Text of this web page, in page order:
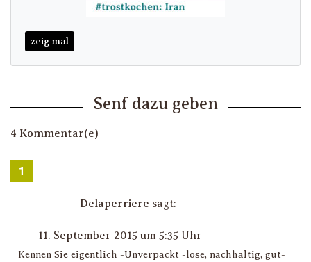
zeig mal
Senf dazu geben
4 Kommentar(e)
Delaperriere sagt:
11. September 2015 um 5:35 Uhr
Kennen Sie eigentlich -Unverpackt -lose, nachhaltig, gut-